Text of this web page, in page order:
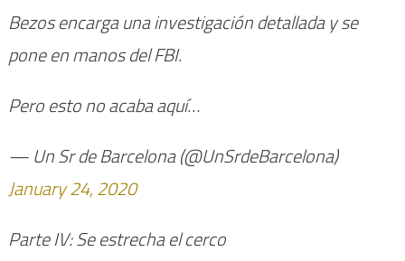
Bezos encarga una investigación detallada y se
pone en manos del FBI.
Pero esto no acaba aquí…
— Un Sr de Barcelona (@UnSrdeBarcelona)
January 24, 2020
Parte IV: Se estrecha el cerco